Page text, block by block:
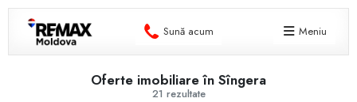
Sună acum Meniu
21 rezultate
Oferte imobiliare în Sîngera